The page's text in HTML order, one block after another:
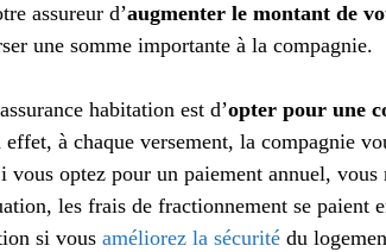
assureur d’augmenter le montant de
une somme importante à la compagnie.
habitation est d’opter pour une
effet, à chaque versement, la compagnie
optez pour un paiement annuel, vous
les frais de fractionnement se paient
si vous améliorez la sécurité du